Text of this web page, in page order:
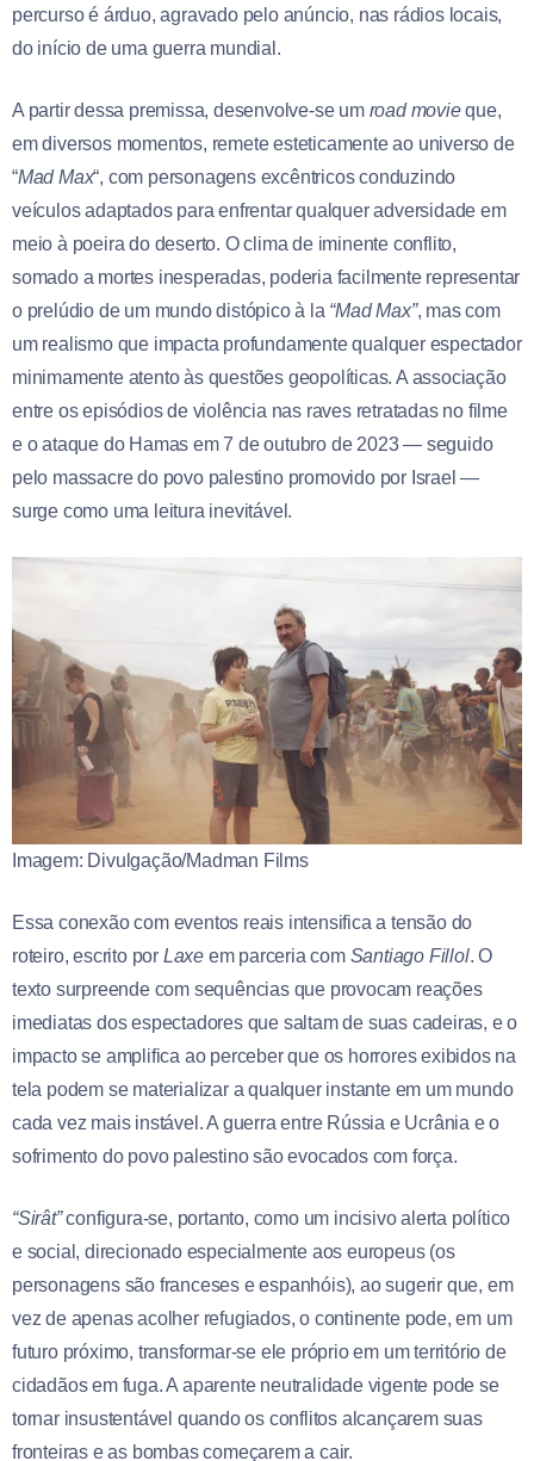
percurso é árduo, agravado pelo anúncio, nas rádios locais,
do início de uma guerra mundial.
A partir dessa premissa, desenvolve-se um road movieque,
em diversos momentos, remete esteticamente ao universo de
“Mad Max“, com personagens excêntricos conduzindo
veículos adaptados para enfrentar qualquer adversidade em
meio à poeira do deserto. O clima de iminente conflito,
somado a mortes inesperadas, poderia facilmente representar
o prelúdio de um mundo distópico à la “Mad Max”, mas com
um realismo que impacta profundamente qualquer espectador
minimamente atento às questões geopolíticas. A associação
entre os episódios de violência nas raves retratadas no filme
e o ataque do Hamas em 7 de outubro de 2023 — seguido
pelo massacre do povo palestino promovido por Israel —
surge como uma leitura inevitável.
Imagem: Divulgação/Madman Films
Essa conexão com eventos reais intensifica a tensão do
roteiro, escrito por Laxe em parceria com Santiago Fillol. O
texto surpreende com sequências que provocam reações
imediatas dos espectadores que saltam de suas cadeiras, e o
impacto se amplifica ao perceber que os horrores exibidos na
tela podem se materializar a qualquer instante em um mundo
cada vez mais instável. A guerra entre Rússia e Ucrânia e o
sofrimento do povo palestino são evocados com força.
“Sirât”configura-se, portanto, como um incisivo alerta político
e social, direcionado especialmente aos europeus (os
personagens são franceses e espanhóis), ao sugerir que, em
vez de apenas acolher refugiados, o continente pode, em um
futuro próximo, transformar-se ele próprio em um território de
cidadãos em fuga. A aparente neutralidade vigente pode se
tornar insustentável quando os conflitos alcançarem suas
fronteiras e as bombas começarem a cair.